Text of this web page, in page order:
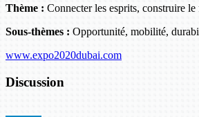
Thème : Connecter les esprits, construire
Sous-thèmes : Opportunité, mobilité,
www.expo2020dubai.com
Discussion